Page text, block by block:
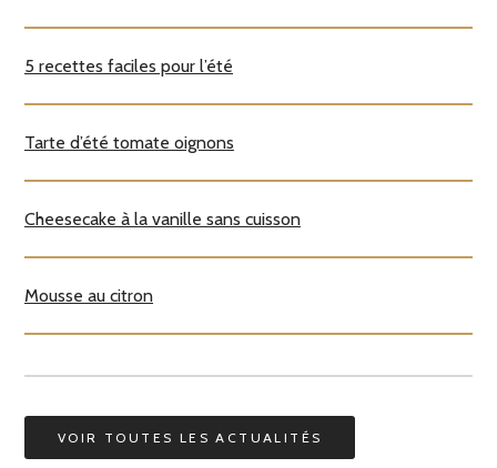
5 recettes faciles pour l’été
Tarte d’été tomate oignons
Cheesecake à la vanille sans cuisson
Mousse au citron
VOIR TOUTES LES ACTUALITÉS